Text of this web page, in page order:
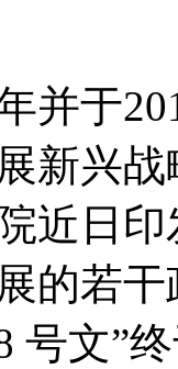
并于
新兴
近日
的若
号文”